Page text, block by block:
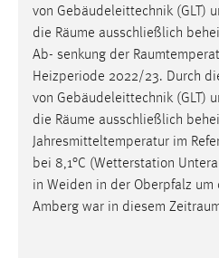
von Gebäudeleittechnik (GLT)
die Räume ausschließlich
Ab- senkung der
Heizperiode 2022/23. Durch
von Gebäudeleittechnik (GLT)
die Räume ausschließlich
Jahresmitteltemperatur im
bei 8,1°C (Wetterstation
in Weiden in der Oberpfalz um
Amberg war in diesem